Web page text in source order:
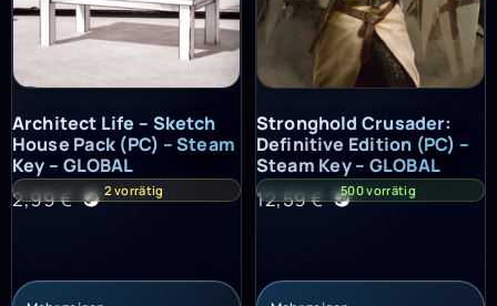
Architect Life – Sketch House Pack (PC) – Steam Key – GLOBAL
Architect Life – Sketch
House Pack (PC) – Steam
Key – GLOBAL
2,99€ 2 vorrätig
Stronghold Crusader: Definitive
Stronghold Crusader:
Definitive Edition (PC) –
Steam Key – GLOBAL
12,59€ 500 vorrätig